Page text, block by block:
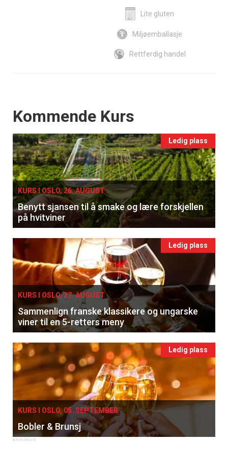
Lite gluten
Miljøemballasje
Rettferdig handel
Events
Kommende Kurs
Ledig plass
KURS I OSLO, 26. AUGUST
Benytt sjansen til å smake og lære forskjellen
på hvitviner
Ledig plass
KURS I OSLO, 27. AUGUST
Sammenlign franske klassikere og ungarske
viner til en 5-retters meny
Ledig plass
KURS I OSLO, 05. SEPTEMBER
Bobler & Brunsj